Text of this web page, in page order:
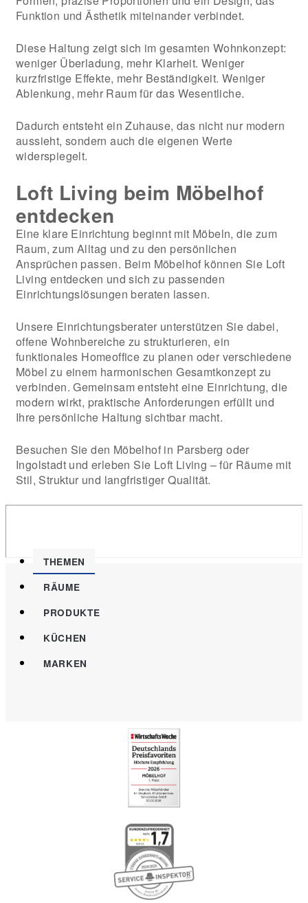
Funktion und Ästhetik miteinander verbindet.
Diese Haltung zeigt sich im gesamten Wohnkonzept:
weniger Überladung, mehr Klarheit. Weniger
kurzfristige Effekte, mehr Beständigkeit. Weniger
Ablenkung, mehr Raum für das Wesentliche.
Dadurch entsteht ein Zuhause, das nicht nur modern
aussieht, sondern auch die eigenen Werte
widerspiegelt.
Loft Living beim Möbelhof
entdecken
Eine klare Einrichtung beginnt mit Möbeln, die zum
Raum, zum Alltag und zu den persönlichen
Ansprüchen passen. Beim Möbelhof können Sie Loft
Living entdecken und sich zu passenden
Einrichtungslösungen beraten lassen.
Unsere Einrichtungsberater unterstützen Sie dabei,
offene Wohnbereiche zu strukturieren, ein
funktionales Homeoffice zu planen oder verschiedene
Möbel zu einem harmonischen Gesamtkonzept zu
verbinden. Gemeinsam entsteht eine Einrichtung, die
modern wirkt, praktische Anforderungen erfüllt und
Ihre persönliche Haltung sichtbar macht.
Besuchen Sie den Möbelhof in Parsberg oder
Ingolstadt und erleben Sie Loft Living – für Räume mit
Stil, Struktur und langfristiger Qualität.
THEMEN
RÄUME
PRODUKTE
KÜCHEN
MARKEN